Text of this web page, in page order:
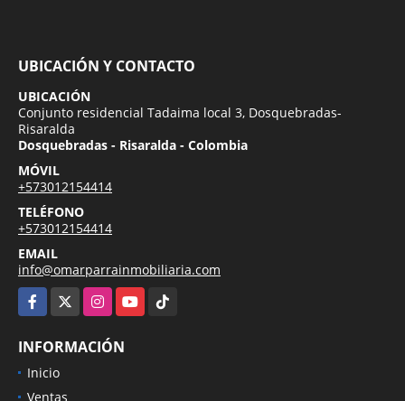
UBICACIÓN Y CONTACTO
UBICACIÓN
Conjunto residencial Tadaima local 3, Dosquebradas-
Risaralda
Dosquebradas - Risaralda - Colombia
MÓVIL
+573012154414
TELÉFONO
+573012154414
EMAIL
info@omarparrainmobiliaria.com
Facebook
InstagramYouTubeTikTok
INFORMACIÓN
Inicio
Ventas